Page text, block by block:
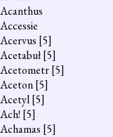
Acanthus
Accessie
Acervus [5]
Acetabuł[5]
Acetometr[5]
Aceton[5]
Acetyl[5]
Ach! [5]
Achamas [5]